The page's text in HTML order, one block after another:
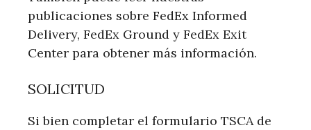
publicaciones sobre FedEx Informed
Delivery, FedEx Ground y FedEx Exit
Center para obtener más información.
SOLICITUD
Si bien completar el formulario TSCA de